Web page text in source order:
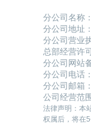
分公司名称
分公司地址
分公司营业
总部经营许
分公司网站
分公司电话
分公司邮箱
公司经营范
法律声明：本
权属后，将在